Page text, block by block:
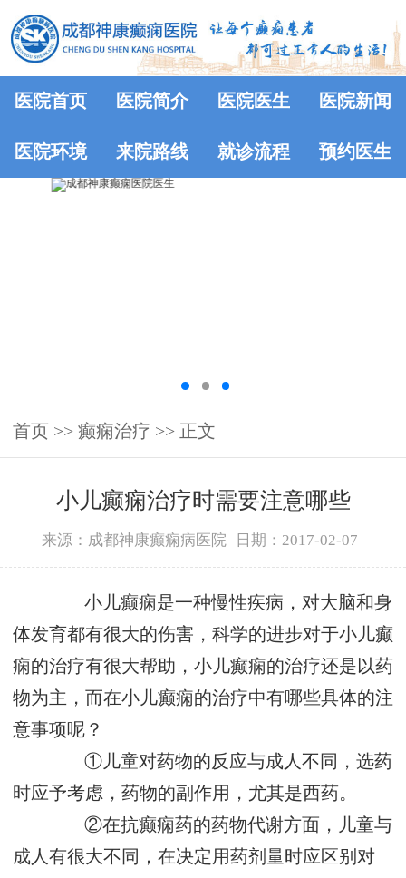
医院首页 医院简介 医院医生 医院新闻
医院环境 来院路线 就诊流程 预约医生
首页 >> 癫痫治疗 >> 正文
小儿癫痫治疗时需要注意哪些
来源：成都神康癫痫病医院 日期：2017-02-07
小儿癫痫是一种慢性疾病，对大脑和身
体发育都有很大的伤害，科学的进步对于小儿癫
痫的治疗有很大帮助，小儿癫痫的治疗还是以药
物为主，而在小儿癫痫的治疗中有哪些具体的注
意事项呢？
①儿童对药物的反应与成人不同，选药
时应予考虑，药物的副作用，尤其是西药。
②在抗癫痫药的药物代谢方面，儿童与
成人有很大不同，在决定用药剂量时应区别对